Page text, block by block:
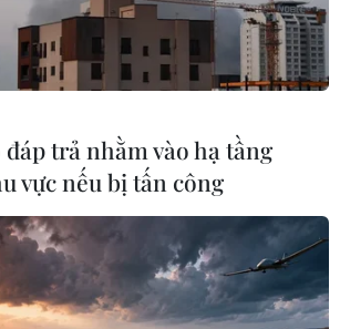
cứu quốc gia nhà nước và mối
với diễn biến bên ngoài và đôi
diễn biến trong nước.
chính trị và chiến tranh là
khác nhau của hành xử quốc
kết trong một hệ thống đơn
trị sử dụng vấn đề địa lý để hiểu
động cơ mà ở đó một quốc gia
phần của nó tồn tại.
trả nhằm vào hạ tầng
vực nếu bị tấn công